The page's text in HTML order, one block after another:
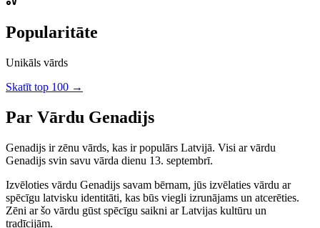
Popularitāte
Unikāls vārds
Skatīt top 100 →
Par Vārdu Genadijs
Genadijs irzēnu vārds, kas ir populārs Latvijā. Visi ar vārdu
Genadijs svin savu vārda dienu 13. septembrī.
Izvēloties vārdu Genadijs savam bērnam, jūs izvēlaties vārdu ar
spēcīgu latvisku identitāti, kas būs viegli izrunājams un atcerēties.
Zēni ar šo vārdu gūst spēcīgu saikni ar Latvijas kultūru un
tradīcijām.